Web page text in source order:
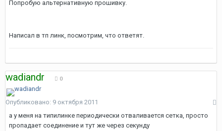
Попробую альтернативную прошивку.
Написал в тп линк, посмотрим, что ответят.
wadiandr 0
Опубликовано: 9 октября 2011
а у меня на типилинке периодически отваливается сетка, просто
пропадает соединение и тут же через секунду